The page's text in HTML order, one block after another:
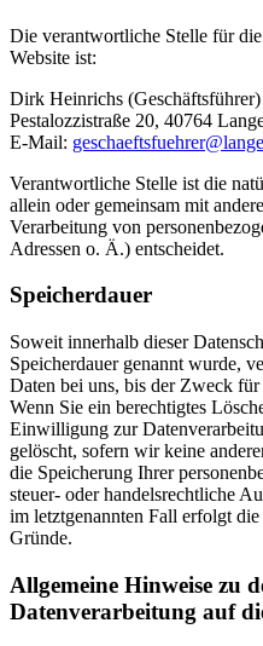
Die verantwortliche Stelle für
Website ist:
Dirk Heinrichs (Geschäftsführer)
Pestalozzistraße 20, 40764
E-Mail:
Verantwortliche Stelle ist die
allein oder gemeinsam mit
Verarbeitung von
Adressen o. Ä.) entscheidet.
Speicherdauer
Soweit innerhalb dieser
Speicherdauer genannt wurde,
Daten bei uns, bis der Zweck
Wenn Sie ein berechtigtes
Einwilligung zur
gelöscht, sofern wir keine
die Speicherung Ihrer
steuer- oder handelsrechtliche
im letztgenannten Fall erfolgt
Gründe.
Allgemeine Hinweise zu
Datenverarbeitung auf